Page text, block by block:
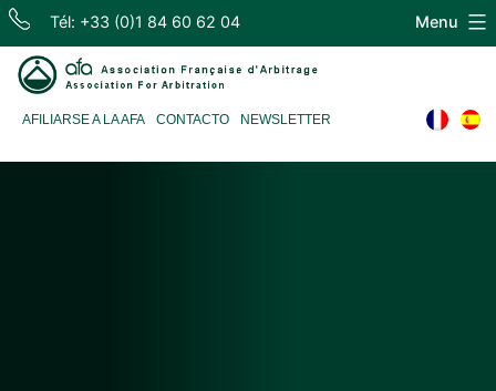
Skip
content
Tél: +33 (0)1 84 60 62 04
d'Arbitrage
AFILIARSE A LA AFA CONTACTO NEWSLETTER
Menu